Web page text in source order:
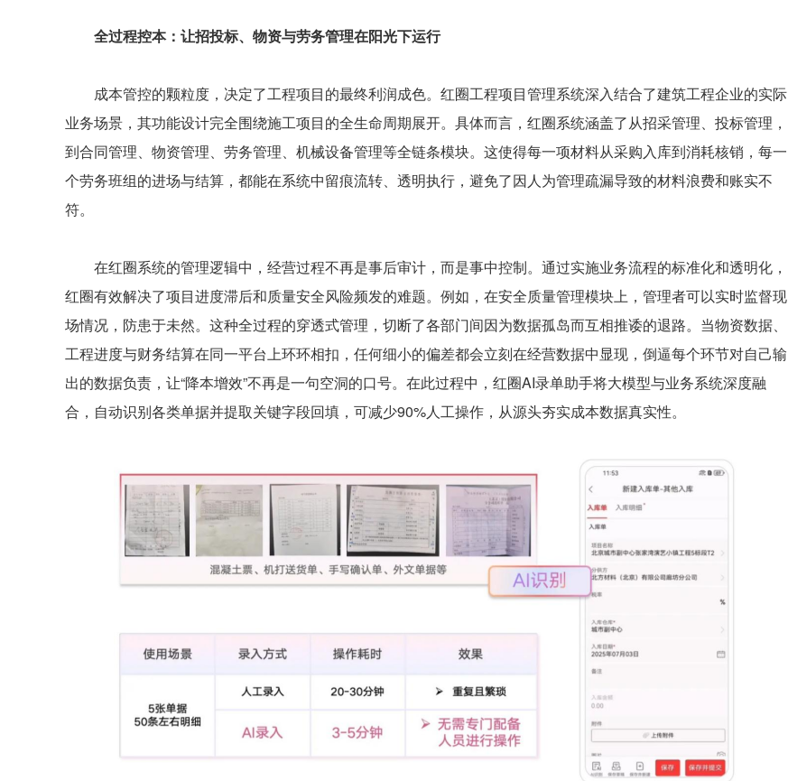
全过程控本：让招投标、物资与劳务管理在阳光下运行
成本管控的颗粒度，决定了工程项目的最终利润成色。红圈工程项目管理系统深入结合了建筑工程企业的实际
业务场景，其功能设计完全围绕施工项目的全生命周期展开。具体而言，红圈系统涵盖了从招采管理、投标管理，
到合同管理、物资管理、劳务管理、机械设备管理等全链条模块。这使得每一项材料从采购入库到消耗核销，每一
个劳务班组的进场与结算，都能在系统中留痕流转、透明执行，避免了因人为管理疏漏导致的材料浪费和账实不
符。
在红圈系统的管理逻辑中，经营过程不再是事后审计，而是事中控制。通过实施业务流程的标准化和透明化，
红圈有效解决了项目进度滞后和质量安全风险频发的难题。例如，在安全质量管理模块上，管理者可以实时监督现
场情况，防患于未然。这种全过程的穿透式管理，切断了各部门间因为数据孤岛而互相推诿的退路。当物资数据、
工程进度与财务结算在同一平台上环环相扣，任何细小的偏差都会立刻在经营数据中显现，倒逼每个环节对自己输
出的数据负责，让“降本增效”不再是一句空洞的口号。在此过程中，红圈AI录单助手将大模型与业务系统深度融
合，自动识别各类单据并提取关键字段回填，可减少90%人工操作，从源头夯实成本数据真实性。